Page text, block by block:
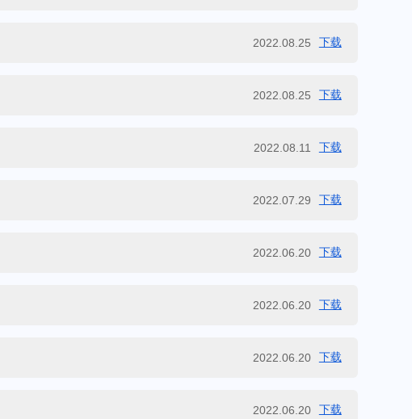
2022.08.25 下载
2022.08.25 下载
2022.08.11 下载
2022.07.29 下载
2022.06.20 下载
2022.06.20 下载
2022.06.20 下载
2022.06.20 下载